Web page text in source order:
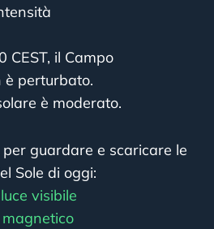
CEST, il Campo
è perturbato.
è moderato.
guardare e scaricare le
Sole di oggi:
visibile